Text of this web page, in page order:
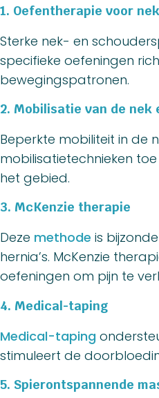
1. Oefentherapie voor
Sterke nek- en
specifieke oefeningen
bewegingspatronen.
2. Mobilisatie van de nek
Beperkte mobiliteit in de
mobilisatietechnieken
het gebied.
3. McKenzie therapie
Deze methode is
hernia’s. McKenzie
oefeningen om pijn te
4. Medical-taping
Medical-taping
stimuleert de
5. Spierontspannende